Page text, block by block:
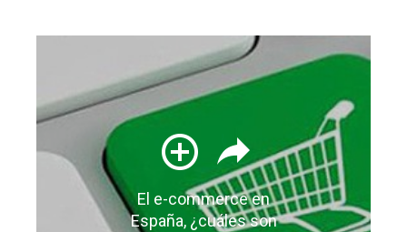
El e-commerce en
España, ¿cuáles son